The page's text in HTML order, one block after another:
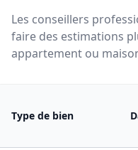
Les conseillers
faire des estimations
appartement ou
Type de bien